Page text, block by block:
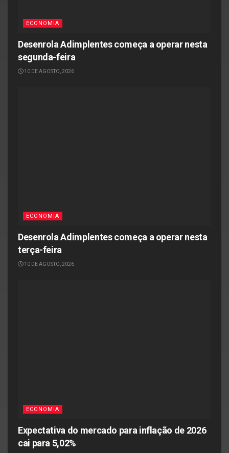
ECONOMIA
Desenrola Adimplentes começa a operar nesta
segunda-feira
10 DE AGOSTO, 2026
ECONOMIA
Desenrola Adimplentes começa a operar nesta
terça-feira
10 DE AGOSTO, 2026
ECONOMIA
Expectativa do mercado para inflação de 2026
cai para 5,02%